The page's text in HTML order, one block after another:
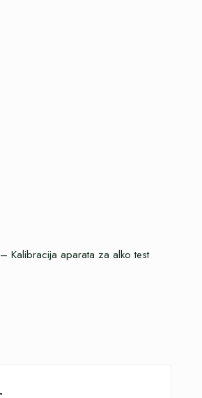
Kalibracija aparata za alko test